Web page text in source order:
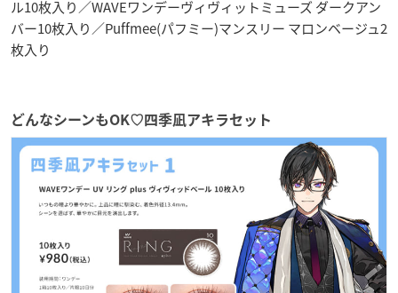
ル10枚入り／WAVEワンデーヴィヴィットミューズ ダークアン
バー10枚入り／Puffmee(パフミー)マンスリー マロンベージュ2
枚入り
どんなシーンもOK♡四季凪アキラセット